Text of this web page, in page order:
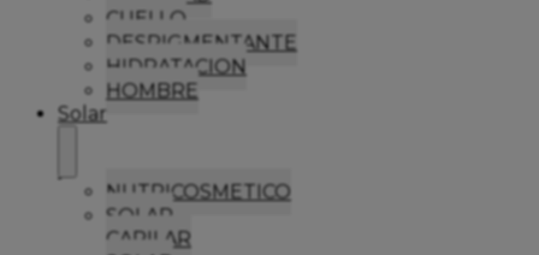
CUELLO
DESPIGMENTANTE
HIDRATACION
HOMBRE
Solar
NUTRICOSMETICO
SOLAR
CAPILAR